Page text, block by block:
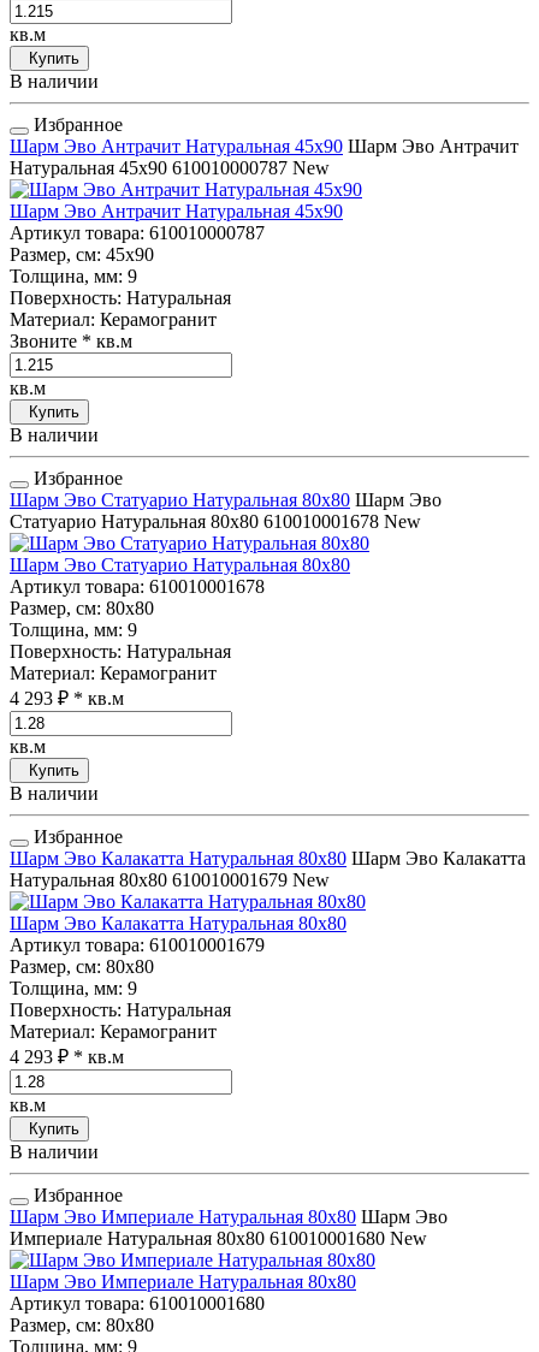
кв.м
Купить
В наличии
Избранное
Шарм Эво Антрачит Натуральная 45x90 Шарм Эво Антрачит
Натуральная 45x90 610010000787 New
Шарм Эво Антрачит Натуральная 45x90
Артикул товара: 610010000787
Размер, см: 45x90
Толщина, мм: 9
Поверхность: Натуральная
Материал: Керамогранит
Звоните * кв.м
кв.м
Купить
В наличии
Избранное
Шарм Эво Статуарио Натуральная 80x80 Шарм Эво
Статуарио Натуральная 80x80 610010001678 New
Шарм Эво Статуарио Натуральная 80x80
Артикул товара: 610010001678
Размер, см: 80x80
Толщина, мм: 9
Поверхность: Натуральная
Материал: Керамогранит
4 293 ₽ * кв.м
кв.м
Купить
В наличии
Избранное
Шарм Эво Калакатта Натуральная 80x80 Шарм Эво Калакатта
Натуральная 80x80 610010001679 New
Шарм Эво Калакатта Натуральная 80x80
Артикул товара: 610010001679
Размер, см: 80x80
Толщина, мм: 9
Поверхность: Натуральная
Материал: Керамогранит
4 293 ₽ * кв.м
кв.м
Купить
В наличии
Избранное
Шарм Эво Империале Натуральная 80x80 Шарм Эво
Империале Натуральная 80x80 610010001680 New
Шарм Эво Империале Натуральная 80x80
Артикул товара: 610010001680
Размер, см: 80x80
Толщина, мм: 9